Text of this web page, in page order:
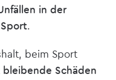
in der
.
beim Sport
bleibende Schäden